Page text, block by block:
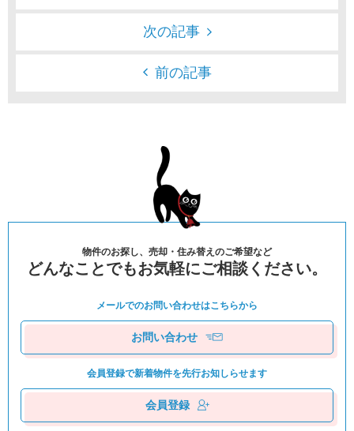
次の記事
前の記事
物件のお探し、売却・住み替えのご希望など
どんなことでもお気軽にご相談ください。
メールでのお問い合わせはこちらから
お問い合わせ
会員登録で新着物件を先⾏お知しらせます
会員登録